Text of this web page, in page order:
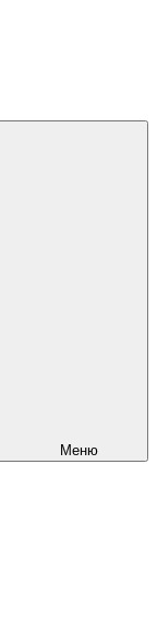
Меню